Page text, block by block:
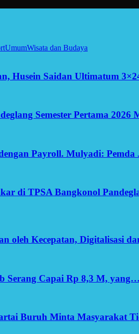
UmumWisata dan Budaya
Husein Saidan Ultimatum
Semester Pertama 2026
Payroll. Mulyadi:
di TPSA Bangkonol
oleh Kecepatan, Digitalisasi
Serang Capai Rp 8,3 M, yang…
Buruh Minta Masyarakat